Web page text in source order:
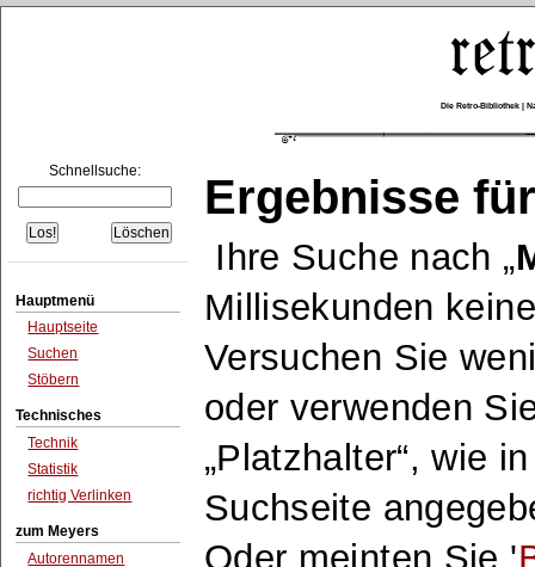
Die Retro-Bibliothek |
Schnellsuche:
Hauptmenü
Hauptseite
Suchen
Stöbern
Technisches
Technik
Statistik
richtig Verlinken
zum Meyers
Autorennamen
Ergebnisse
Ihre Suche nach
Millisekunden
Versuchen Sie
oder verwenden
Platzhalter , wie
Suchseite
Oder meinten Sie '